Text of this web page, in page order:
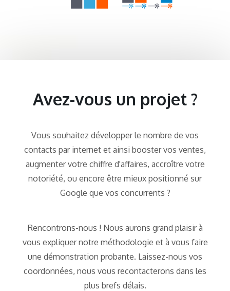
Avez-vous un projet ?
Vous souhaitez développer le nombre de vos
contacts par internet et ainsi booster vos ventes,
augmenter votre chiffre d'affaires, accroître votre
notoriété, ou encore être mieux positionné sur
Google que vos concurrents ?
Rencontrons-nous ! Nous aurons grand plaisir à
vous expliquer notre méthodologie et à vous faire
une démonstration probante. Laissez-nous vos
coordonnées, nous vous recontacterons dans les
plus brefs délais.